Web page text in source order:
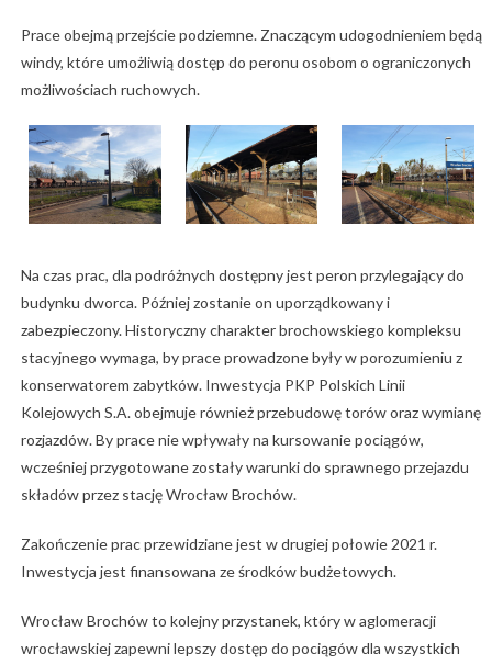
Prace obejmą przejście podziemne. Znaczącym udogodnieniem będą
windy, które umożliwią dostęp do peronu osobom o ograniczonych
możliwościach ruchowych.
Na czas prac, dla podróżnych dostępny jest peron przylegający do
budynku dworca. Później zostanie on uporządkowany i
zabezpieczony. Historyczny charakter brochowskiego kompleksu
stacyjnego wymaga, by prace prowadzone były w porozumieniu z
konserwatorem zabytków. Inwestycja PKP Polskich Linii
Kolejowych S.A. obejmuje również przebudowę torów oraz wymianę
rozjazdów. By prace nie wpływały na kursowanie pociągów,
wcześniej przygotowane zostały warunki do sprawnego przejazdu
składów przez stację Wrocław Brochów.
Zakończenie prac przewidziane jest w drugiej połowie 2021 r.
Inwestycja jest finansowana ze środków budżetowych.
Wrocław Brochów to kolejny przystanek, który w aglomeracji
wrocławskiej zapewni lepszy dostęp do pociągów dla wszystkich